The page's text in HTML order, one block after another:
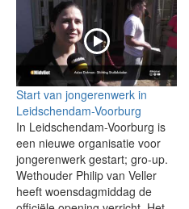
Start van jongerenwerk in
Leidschendam-Voorburg
In Leidschendam-Voorburg is
een nieuwe organisatie voor
jongerenwerk gestart; gro-up.
Wethouder Philip van Veller
heeft woensdagmiddag de